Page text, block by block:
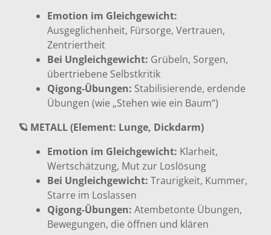
Emotion im Gleichgewicht:
Ausgeglichenheit, Fürsorge, Vertrauen,
Zentriertheit
Bei Ungleichgewicht: Grübeln, Sorgen,
übertriebene Selbstkritik
Qigong-Übungen: Stabilisierende, erdende
Übungen (wie „Stehen wie ein Baum“)
🪐 METALL (Element: Lunge, Dickdarm)
Emotion im Gleichgewicht: Klarheit,
Wertschätzung, Mut zur Loslösung
Bei Ungleichgewicht: Traurigkeit, Kummer,
Starre im Loslassen
Qigong-Übungen: Atembetonte Übungen,
Bewegungen, die öffnen und klären